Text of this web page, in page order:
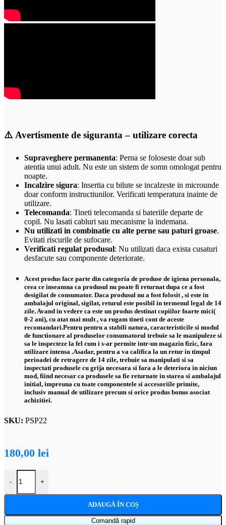
⚠️ Avertismente de siguranta – utilizare corecta
Supraveghere permanenta: Perna se foloseste doar sub
atentia unui adult. Nu este un sistem de somn omologat pentru
noapte.
Incalzire sigura: Insertia cu bilute se incalzeste in microunde
doar conform instructiunilor. Verificati temperatura inainte de
utilizare.
Telecomanda: Tineti telecomanda si bateriile departe de
copil. Nu lasati cabluri sau mecanisme la indemana.
Nu utilizati in combinatie cu alte perne sau paturi groase.
Evitati riscurile de sufocare.
Verificati regulat produsul: Nu utilizati daca exista cusaturi
desfacute sau componente deteriorate.
Acest produs face parte din categoria de produse de igiena personala,
ceea ce inseamna ca produsul nu poate fi returnat dupa ce a fost
desigilat de consumator. Daca produsul nu a fost folosit , si este in
ambalajul original, sigilat, returul este posibil in termenul legal de 14
zile. Avand in vedere ca este un produs destinat copiilor foarte mici(
0-2 ani), cu atat mai mult , va rugam tineti cont de aceste
recomandari.Pentru pentru a stabili natura, caracteristicile si modul
de functionare al produselor consumatorul trebuie sa le manipuleze si
sa le inspecteze la fel cum i s-ar permite intr-un magazin fizic, fara
utilizare intensa .Asadar, pentru a va califica la un retur in timpul
perioadei de retragere de 14 zile, trebuie sa manipulati si sa
inspectati produsele cu grija necesara si fara a le deteriora in niciun
mod, fiind necesar ca produsele sa fie returnate in starea si ambalajul
initial, impreuna cu toate componentele si accesoriile primite,
inclusiv manual de utilizare precum si orice produs bonus asociat
achizitiei.
SKU: PSP22
180,00 lei
-
Cantitate Perna multifunctionala pentru bebelusi, pentru un somn
+
ADAUGĂ ÎN COȘ
Comandă rapid